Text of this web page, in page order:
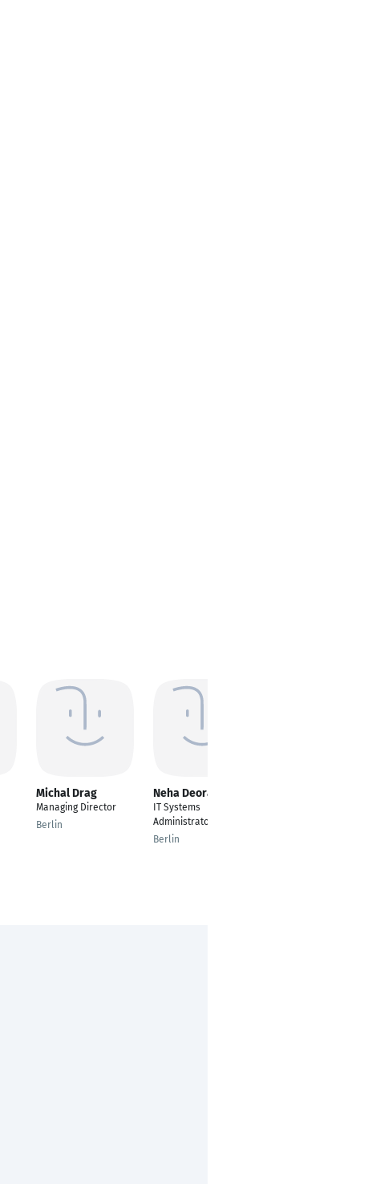
Michal Drag
Managing Director
Berlin
Neha Deora
IT Systems
Administrator
Berlin